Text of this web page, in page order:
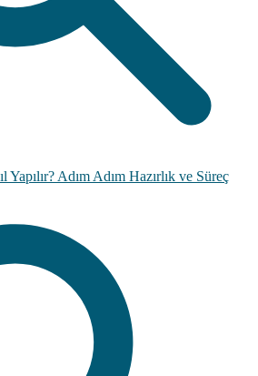
Adım Adım Hazırlık ve Süreç